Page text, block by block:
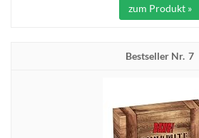
zum Produkt »
7